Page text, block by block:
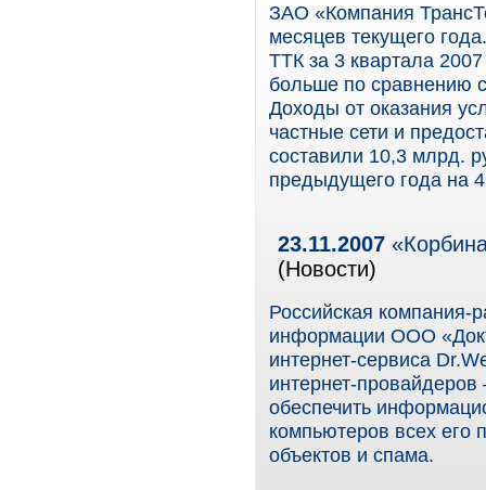
ЗАО «Компания
месяцев текущего
ТТК за 3 квартала
больше по сравнению
Доходы от оказания
частные сети и
составили 10,3 млрд.
предыдущего года на
23.11.2007
(Новости)
Российская компания-
информации ООО
интернет-сервиса
интернет-
обеспечить
компьютеров всех его
объектов и спама.